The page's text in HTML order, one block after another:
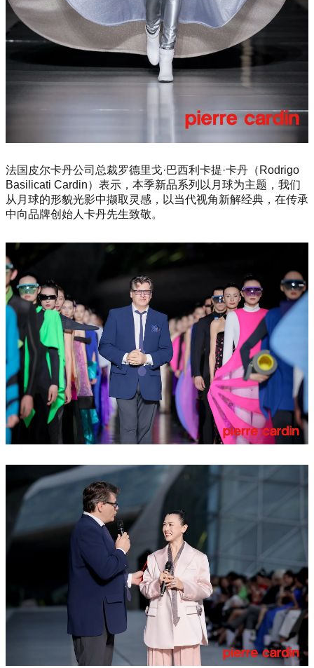
法国皮尔卡丹公司总裁罗德里戈·巴西利卡提·卡丹（Rodrigo
Basilicati Cardin）表示，本季新品系列以月球为主题，我们
从月球的形貌光影中撷取灵感，以当代视角新解经典，在传承
中向品牌创始人卡丹先生致敬。